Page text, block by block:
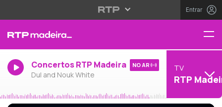
Entrar
Concertos RTP Madeira
Dul and Nouk White
NO AR TV
RTP